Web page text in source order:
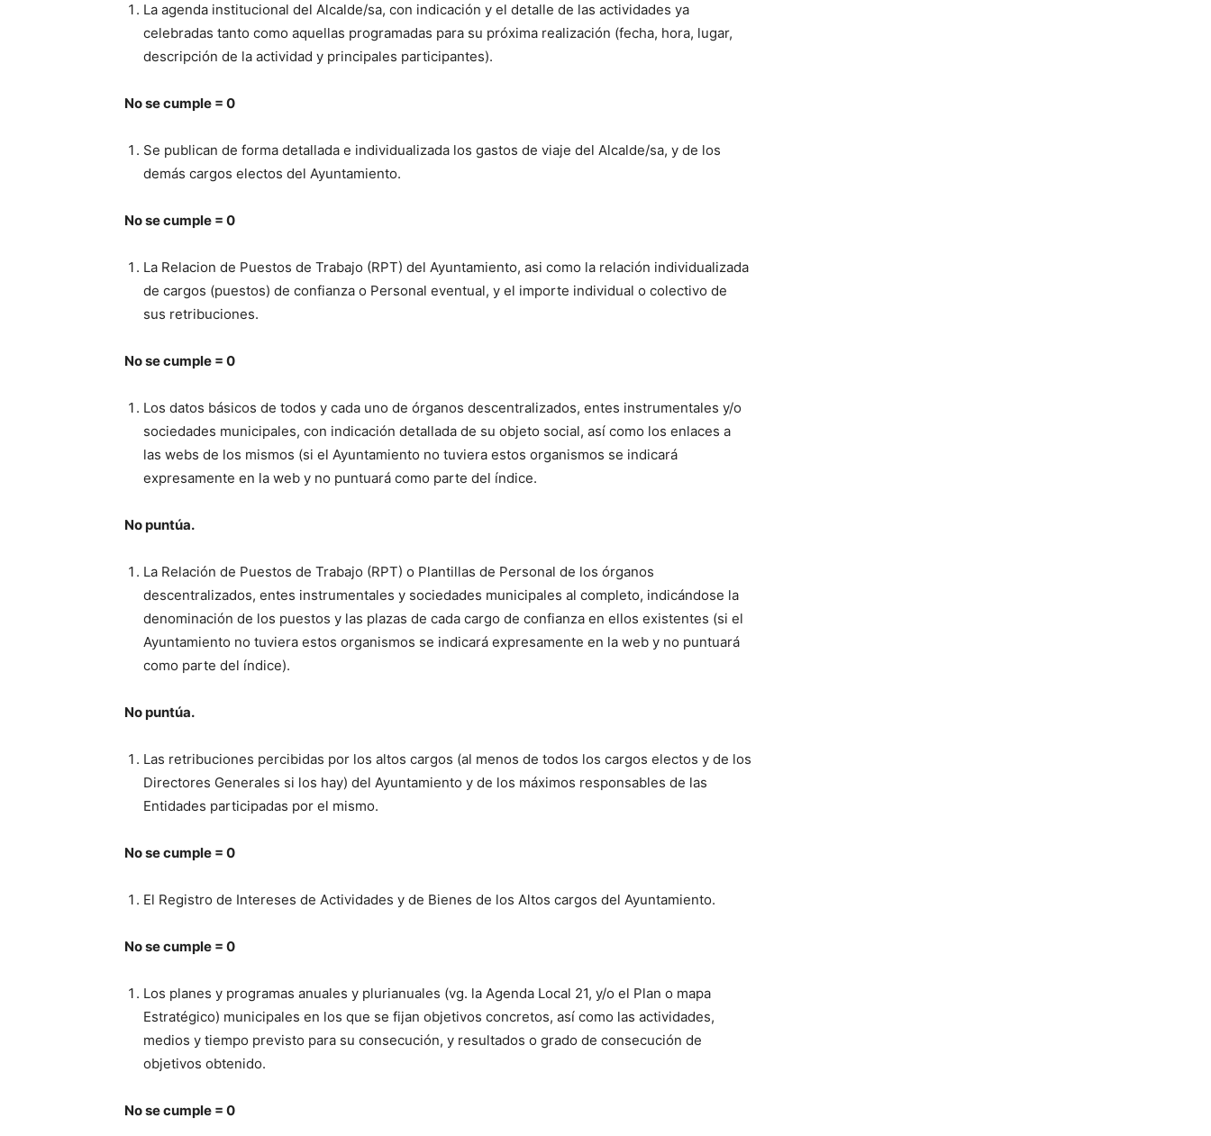
La agenda institucional del Alcalde/sa, con indicación y el detalle de las actividades ya
celebradas tanto como aquellas programadas para su próxima realización (fecha, hora, lugar,
descripción de la actividad y principales participantes).
No se cumple = 0
Se publican de forma detallada e individualizada los gastos de viaje del Alcalde/sa, y de los
demás cargos electos del Ayuntamiento.
No se cumple = 0
La Relacion de Puestos de Trabajo (RPT) del Ayuntamiento, asi como la relación individualizada
de cargos (puestos) de confianza o Personal eventual, y el importe individual o colectivo de
sus retribuciones.
No se cumple = 0
Los datos básicos de todos y cada uno de órganos descentralizados, entes instrumentales y/o
sociedades municipales, con indicación detallada de su objeto social, así como los enlaces a
las webs de los mismos (si el Ayuntamiento no tuviera estos organismos se indicará
expresamente en la web y no puntuará como parte del índice.
No puntúa.
La Relación de Puestos de Trabajo (RPT) o Plantillas de Personal de los órganos
descentralizados, entes instrumentales y sociedades municipales al completo, indicándose la
denominación de los puestos y las plazas de cada cargo de confianza en ellos existentes (si el
Ayuntamiento no tuviera estos organismos se indicará expresamente en la web y no puntuará
como parte del índice).
No puntúa.
Las retribuciones percibidas por los altos cargos (al menos de todos los cargos electos y de los
Directores Generales si los hay) del Ayuntamiento y de los máximos responsables de las
Entidades participadas por el mismo.
No se cumple = 0
El Registro de Intereses de Actividades y de Bienes de los Altos cargos del Ayuntamiento.
No se cumple = 0
Los planes y programas anuales y plurianuales (vg. la Agenda Local 21, y/o el Plan o mapa
Estratégico) municipales en los que se fijan objetivos concretos, así como las actividades,
medios y tiempo previsto para su consecución, y resultados o grado de consecución de
objetivos obtenido.
No se cumple = 0